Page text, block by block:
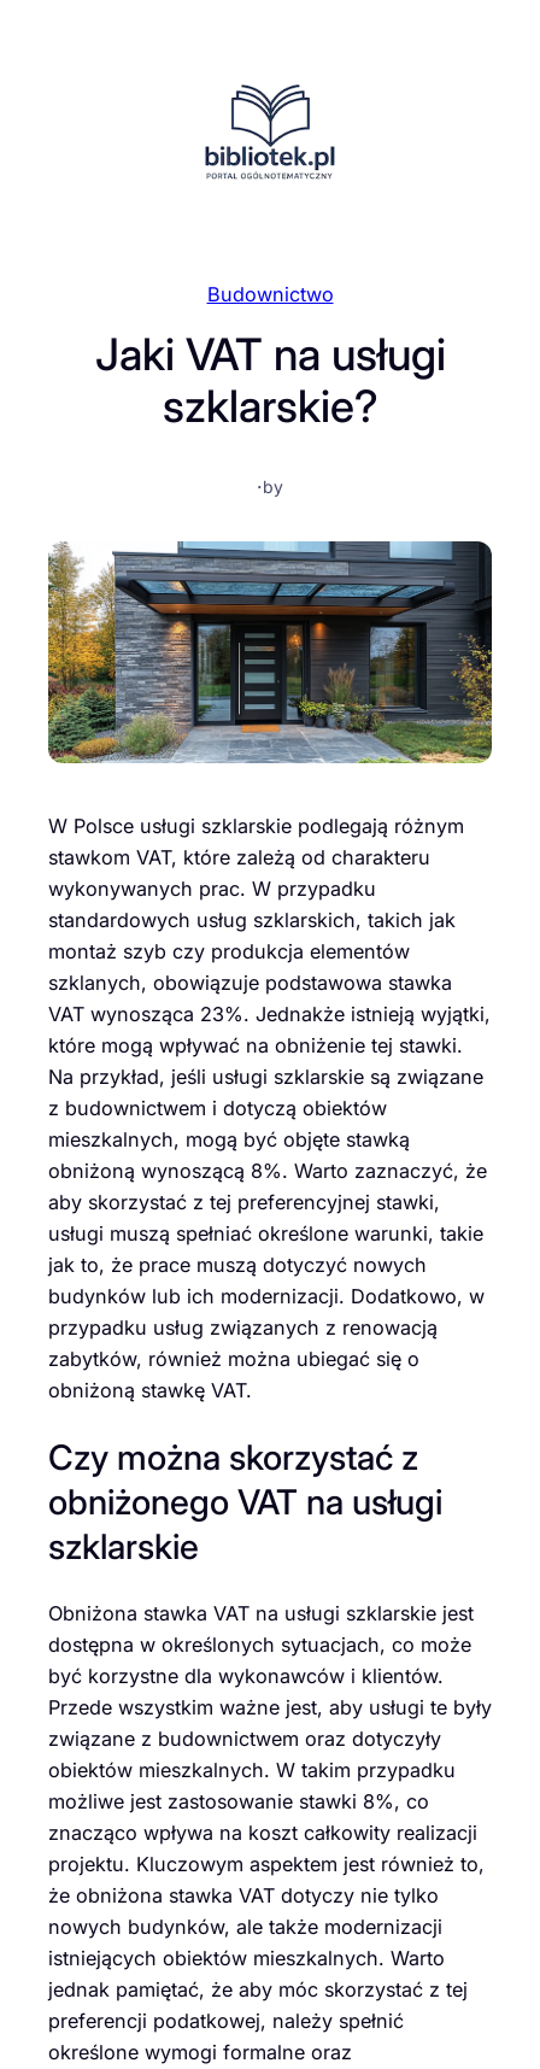
Budownictwo
Jaki VAT na usługi
szklarskie?
·by
W Polsce usługi szklarskie podlegają różnym
stawkom VAT, które zależą od charakteru
wykonywanych prac. W przypadku
standardowych usług szklarskich, takich jak
montaż szyb czy produkcja elementów
szklanych, obowiązuje podstawowa stawka
VAT wynosząca 23%. Jednakże istnieją wyjątki,
które mogą wpływać na obniżenie tej stawki.
Na przykład, jeśli usługi szklarskie są związane
z budownictwem i dotyczą obiektów
mieszkalnych, mogą być objęte stawką
obniżoną wynoszącą 8%. Warto zaznaczyć, że
aby skorzystać z tej preferencyjnej stawki,
usługi muszą spełniać określone warunki, takie
jak to, że prace muszą dotyczyć nowych
budynków lub ich modernizacji. Dodatkowo, w
przypadku usług związanych z renowacją
zabytków, również można ubiegać się o
obniżoną stawkę VAT.
Czy można skorzystać z
obniżonego VAT na usługi
szklarskie
Obniżona stawka VAT na usługi szklarskie jest
dostępna w określonych sytuacjach, co może
być korzystne dla wykonawców i klientów.
Przede wszystkim ważne jest, aby usługi te były
związane z budownictwem oraz dotyczyły
obiektów mieszkalnych. W takim przypadku
możliwe jest zastosowanie stawki 8%, co
znacząco wpływa na koszt całkowity realizacji
projektu. Kluczowym aspektem jest również to,
że obniżona stawka VAT dotyczy nie tylko
nowych budynków, ale także modernizacji
istniejących obiektów mieszkalnych. Warto
jednak pamiętać, że aby móc skorzystać z tej
preferencji podatkowej, należy spełnić
określone wymogi formalne oraz